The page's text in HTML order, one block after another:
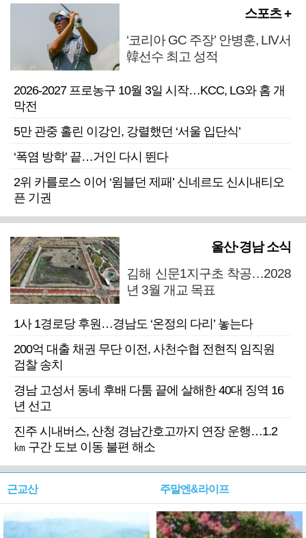
스포츠 +
‘코리아 GC 주장’ 안병훈, LIV서
韓선수 최고 성적
2026-2027 프로농구 10월 3일 시작…KCC, LG와 홈 개
막전
5만 관중 홀린 이강인, 강렬했던 ‘서울 입단식’
‘폭염 방학’ 끝…거인 다시 뛴다
2위 카를로스 이어 ‘윔블던 제패’ 신네르도 신시내티오
픈 기권
울산·경남 소식
김해 신문1지구초 착공…2028
년 3월 개교 목표
1사 1경로당 후원…경남도 ‘온정의 다리’ 놓는다
200억 대출 채권 무단 이전, 사천수협 전현직 임직원
검찰 송치
경남 고성서 동네 후배 다툼 끝에 살해한 40대 징역 16
년 선고
진주 시내버스, 산청 경남간호고까지 연장 운행…1.2
㎞ 구간 도보 이동 불편 해소
근교산 주말엔&라이프